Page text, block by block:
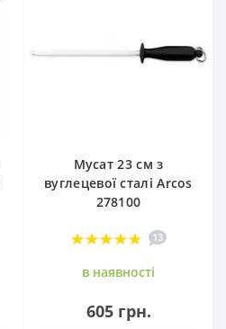
Мусат 23 см з
вуглецевої сталі Arcos
278100
13
в наявностi
605 грн.